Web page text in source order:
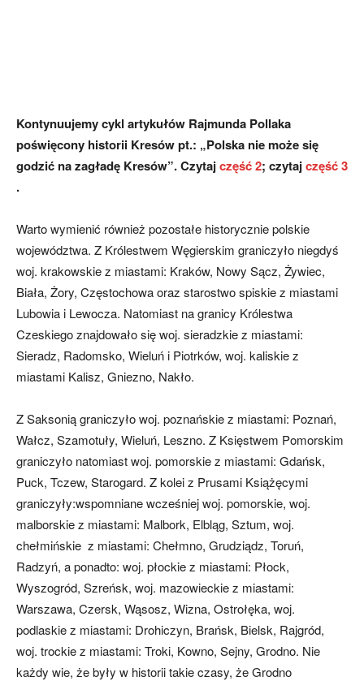
Kontynuujemy cykl artykułów Rajmunda Pollaka
poświęcony historii Kresów pt.: „Polska nie może się
godzić na zagładę Kresów”. Czytajczęść 2; czytajczęść 3
.
Warto wymienić również pozostałe historycznie polskie
województwa. Z Królestwem Węgierskim graniczyło niegdyś
woj. krakowskie z miastami: Kraków, Nowy Sącz, Żywiec,
Biała, Żory, Częstochowa oraz starostwo spiskie z miastami
Lubowia i Lewocza. Natomiast na granicy Królestwa
Czeskiego znajdowało się woj. sieradzkie z miastami:
Sieradz, Radomsko, Wieluń i Piotrków, woj. kaliskie z
miastami Kalisz, Gniezno, Nakło.
Z Saksonią graniczyło woj. poznańskie z miastami: Poznań,
Wałcz, Szamotuły, Wieluń, Leszno. Z Księstwem Pomorskim
graniczyło natomiast woj. pomorskie z miastami: Gdańsk,
Puck, Tczew, Starogard. Z kolei z Prusami Książęcymi
graniczyły:wspomniane wcześniej woj. pomorskie, woj.
malborskie z miastami: Malbork, Elbląg, Sztum, woj.
chełmińskie z miastami: Chełmno, Grudziądz, Toruń,
Radzyń, a ponadto: woj. płockie z miastami: Płock,
Wyszogród, Szreńsk, woj. mazowieckie z miastami:
Warszawa, Czersk, Wąsosz, Wizna, Ostrołęka, woj.
podlaskie z miastami: Drohiczyn, Brańsk, Bielsk, Rajgród,
woj. trockie z miastami: Troki, Kowno, Sejny, Grodno. Nie
każdy wie, że były w historii takie czasy, że Grodno